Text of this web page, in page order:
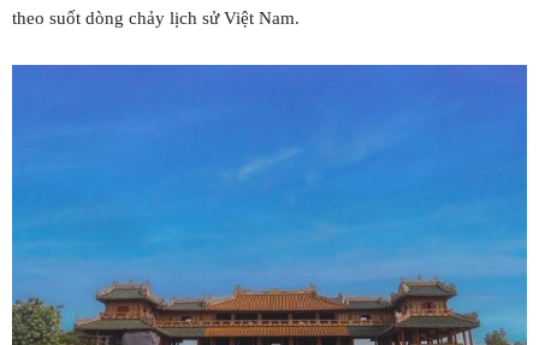
theo suốt dòng chảy lịch sử Việt Nam.